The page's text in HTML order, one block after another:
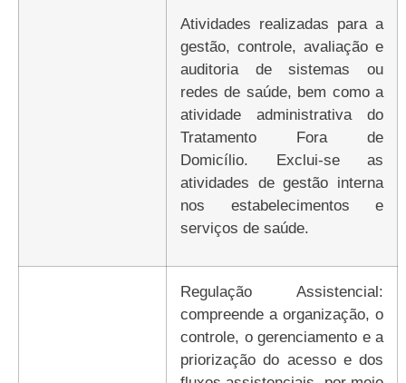
atividades realizadas para a
gestão, controle, avaliação e
auditoria de sistemas ou
redes de saúde, bem como a
atividade administrativa do
Tratamento Fora de
Domicílio. Exclui-se as
atividades de gestão interna
nos estabelecimentos e
serviços de saúde.
Regulação Assistencial:
compreende a organização, o
controle, o gerenciamento e a
priorização do acesso e dos